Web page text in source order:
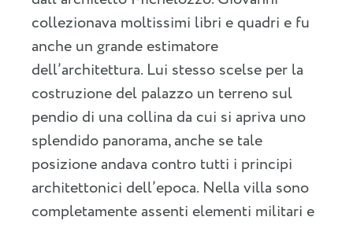
collezionava moltissimi libri e quadri e fu
anche un grande estimatore
dell’architettura. Lui stesso scelse per la
costruzione del palazzo un terreno sul
pendio di una collina da cui si apriva uno
splendido panorama, anche se tale
posizione andava contro tutti i principi
architettonici dell’epoca. Nella villa sono
completamente assenti elementi militari e